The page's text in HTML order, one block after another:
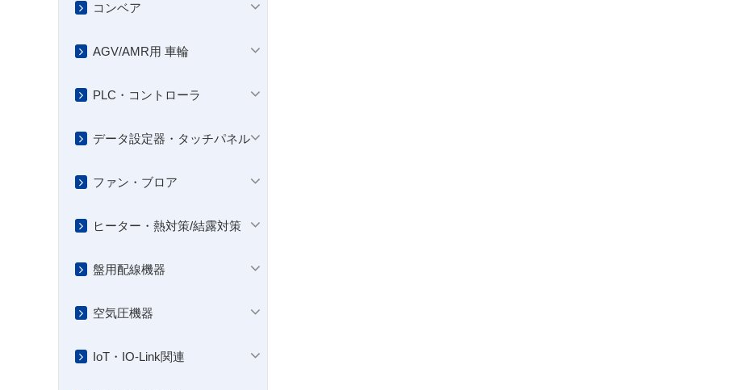
コンベア
AGV/AMR用 車輪
PLC・コントローラ
データ設定器・タッチパネル
ファン・ブロア
ヒーター・熱対策/結露対策
盤用配線機器
空気圧機器
IoT・IO-Link関連